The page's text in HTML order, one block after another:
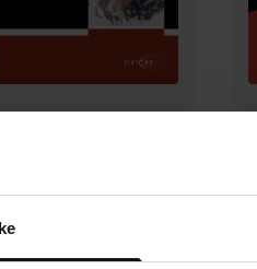
George Orwell